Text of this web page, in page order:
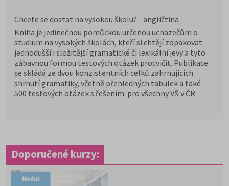
Chcete se dostat na vysokou školu? - angličtina
Kniha je jedinečnou pomůckou určenou uchazečům o
studium na vysokých školách, kteří si chtějí zopakovat
jednodušší i složitější gramatické či lexikální jevy a tyto
zábavnou formou testových otázek procvičit. Publikace
se skládá ze dvou konzistentních celků zahrnujících
shrnutí gramatiky, včetně přehledných tabulek a také
500 testových otázek s řešením. pro všechny VŠ v ČR
Doporučené kurzy: